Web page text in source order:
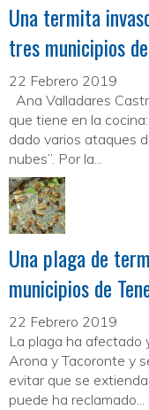
Una termita
tres municipios
22 Febrero 2019
Ana Valladares
que tiene en la
dado varios ataques
nubes”. Por la...
Una plaga de
municipios de
22 Febrero 2019
La plaga ha afectado
Arona y Tacoronte y
evitar que se
puede ha reclamado...